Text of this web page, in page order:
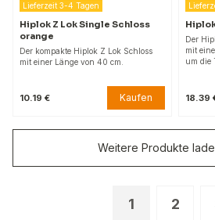
Lieferzeit 3-4 Tagen
Hiplok Z Lok Single Schloss
orange
Der kompakte Hiplok Z Lok Schloss
mit einer Länge von 40 cm.
10.19 € Kaufen
Der
mit
um die
18.39
1 2
Weitere Produkte